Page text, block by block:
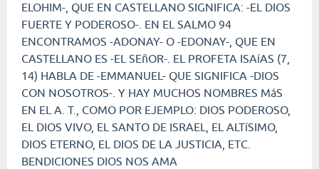
ELOHIM-, QUE EN CASTELLANO SIGNIFICA: -EL DIOS
FUERTE Y PODEROSO-. EN EL SALMO 94
ENCONTRAMOS -ADONAY- O -EDONAY-, QUE EN
CASTELLANO ES -EL SEñOR-. EL PROFETA ISAíAS (7,
14) HABLA DE -EMMANUEL- QUE SIGNIFICA -DIOS
CON NOSOTROS-. Y HAY MUCHOS NOMBRES MáS
EN EL A. T., COMO POR EJEMPLO: DIOS PODEROSO,
EL DIOS VIVO, EL SANTO DE ISRAEL, EL ALTíSIMO,
DIOS ETERNO, EL DIOS DE LA JUSTICIA, ETC.
BENDICIONES DIOS NOS AMA